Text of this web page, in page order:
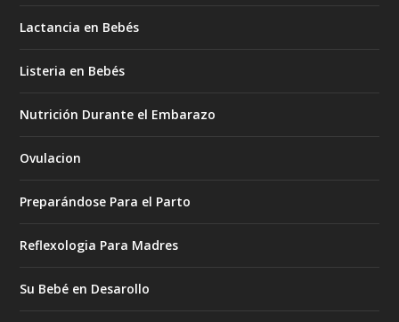
Lactancia en Bebés
Listeria en Bebés
Nutrición Durante el Embarazo
Ovulacion
Preparándose Para el Parto
Reflexologia Para Madres
Su Bebé en Desarollo